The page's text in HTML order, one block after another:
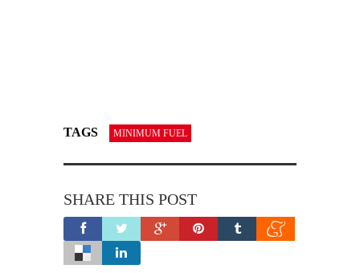
TAGS MINIMUM FUEL
SHARE THIS POST